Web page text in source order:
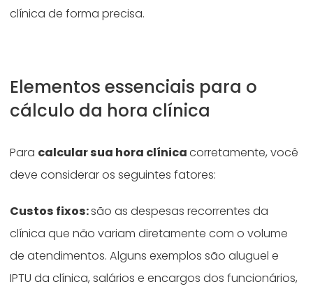
clínica de forma precisa.
Elementos essenciais para o
cálculo da hora clínica
Para calcular sua hora clínicacorretamente, você
deve considerar os seguintes fatores:
Custos fixos:são as despesas recorrentes da
clínica que não variam diretamente com o volume
de atendimentos. Alguns exemplos são aluguel e
IPTU da clínica, salários e encargos dos funcionários,